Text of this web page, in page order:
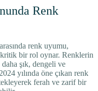
Renk
arasında renk uyumu,
bir rol oynar. Renklerin
şık, dengeli ve
yılında öne çıkan renk
ferah ve zarif bir